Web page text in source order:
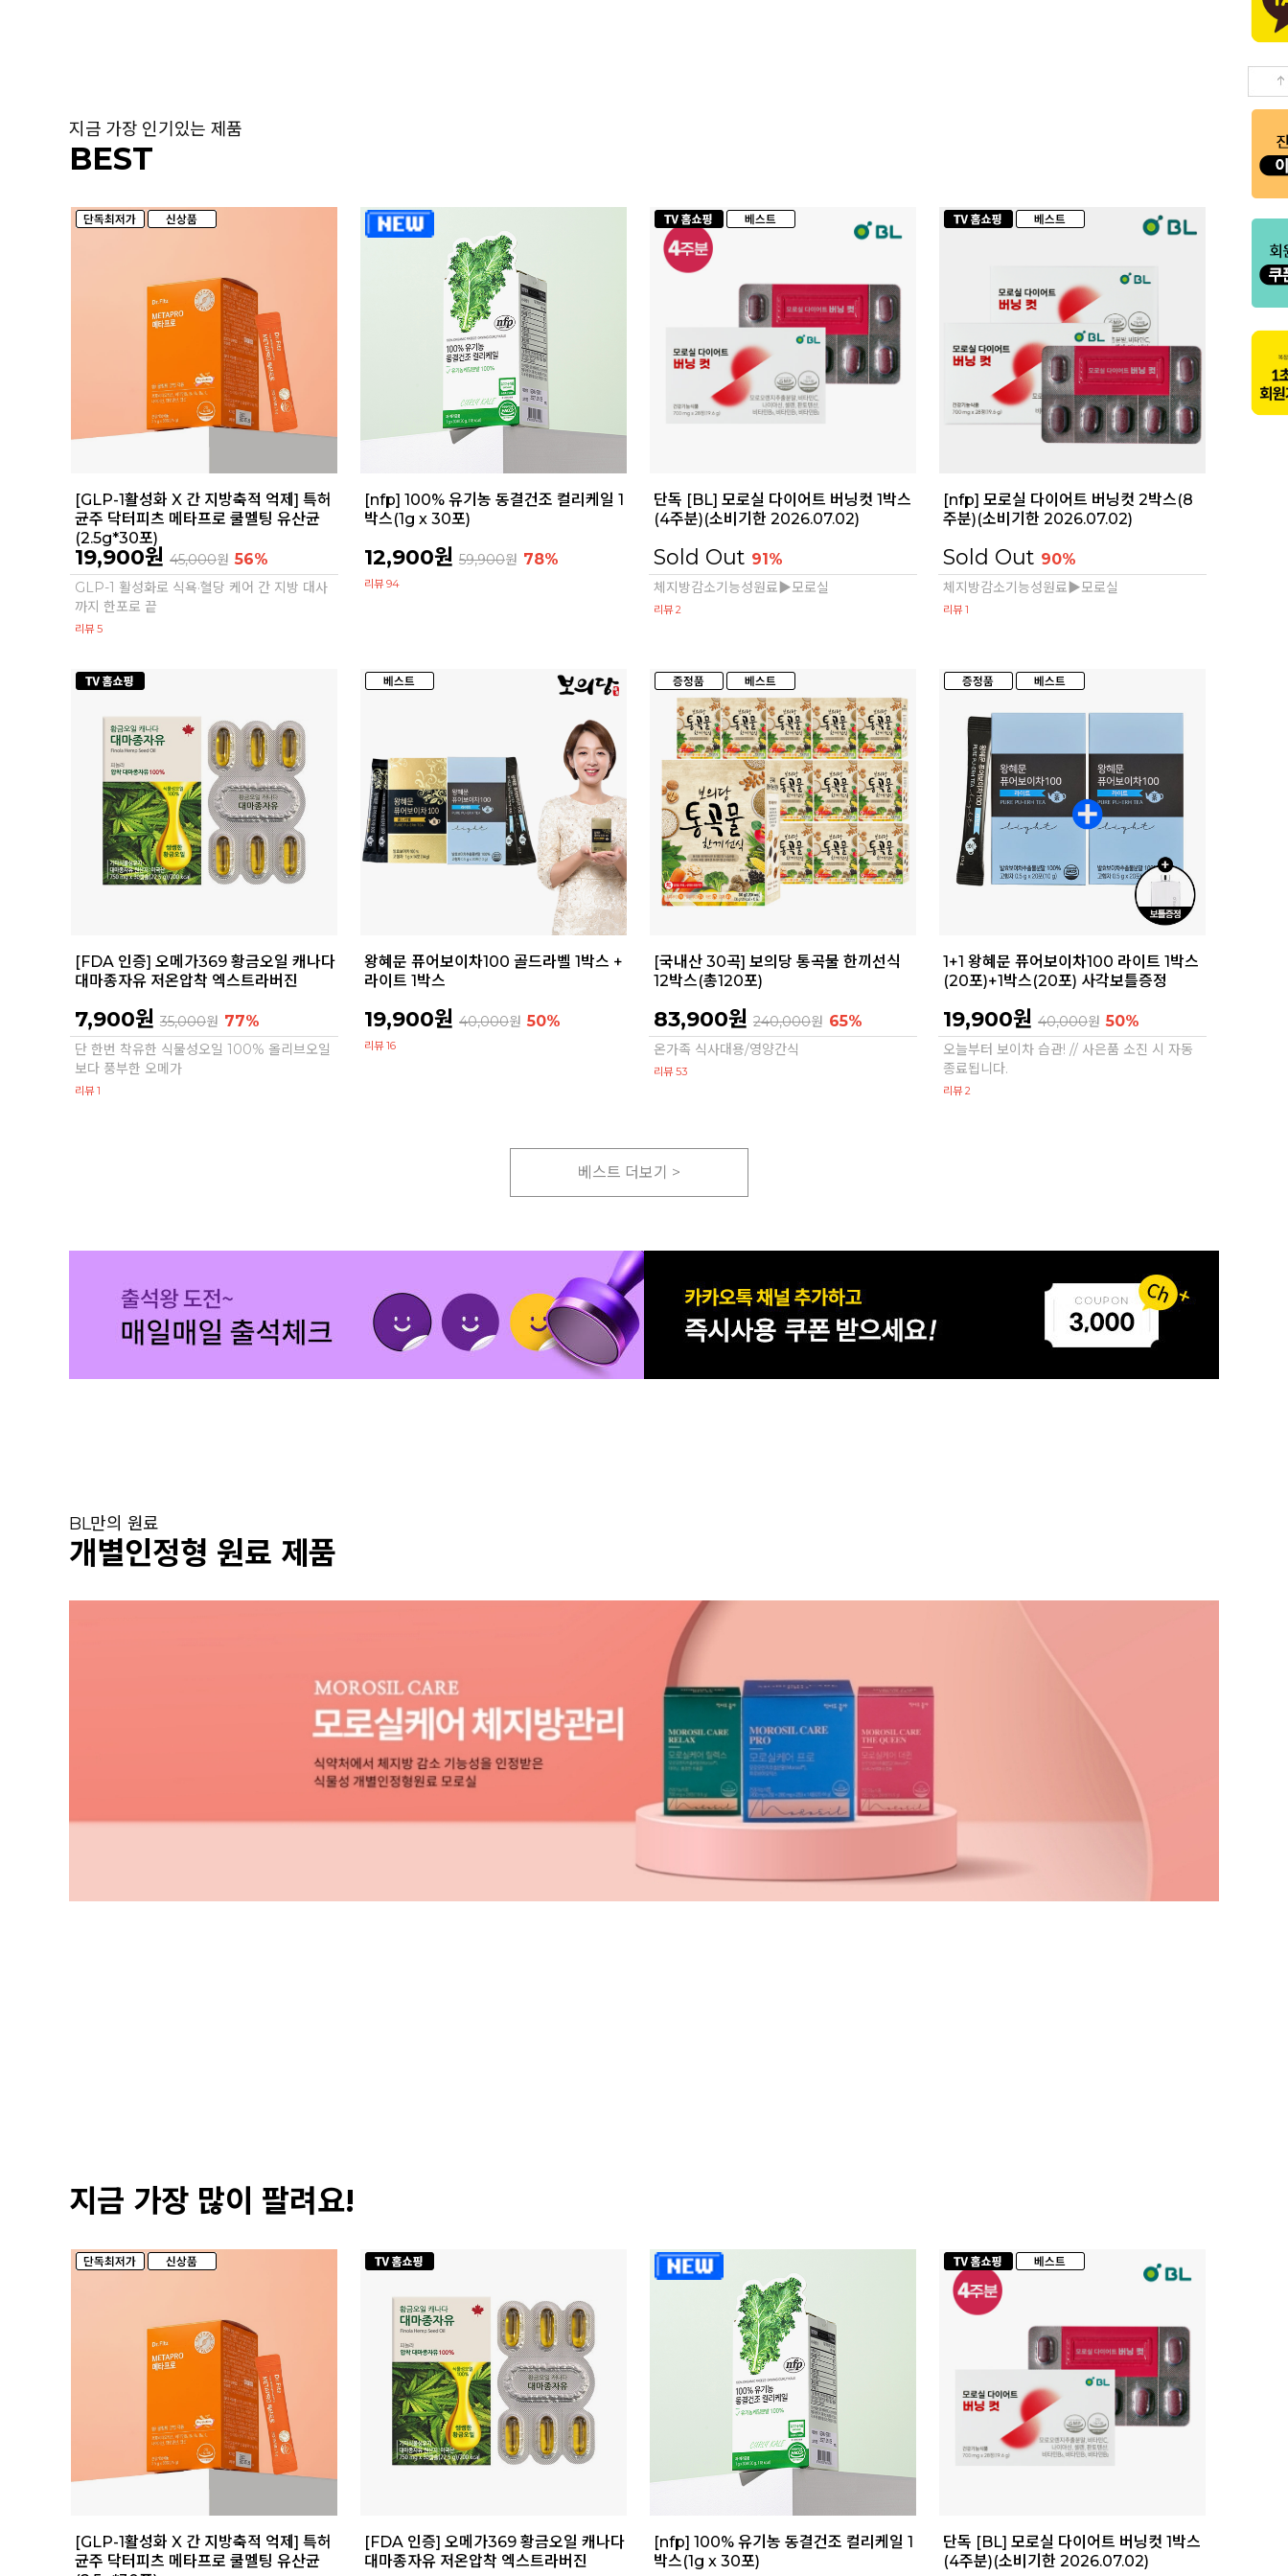
지금 가장 인기있는 제품
BEST
[GLP-1활성화 X 간 지방축적 억제] 특허
균주 닥터피츠 메타프로 쿨멜팅 유산균
(2.5g*30포)
19,900원 45,000원 56%
GLP-1 활성화로 식욕·혈당 케어 간 지방 대사
까지 한포로 끝
리뷰 5
[nfp] 100% 유기농 동결건조 컬리케일 1
박스(1g x 30포)
12,900원 59,900원 78%
리뷰 94
단독 [BL] 모로실 다이어트 버닝컷 1박스
(4주분)(소비기한 2026.07.02)
Sold Out 91%
체지방감소기능성원료▶모로실
리뷰 2
[nfp] 모로실 다이어트 버닝컷 2박스(8
주분)(소비기한 2026.07.02)
Sold Out 90%
체지방감소기능성원료▶모로실
리뷰 1
[FDA 인증] 오메가369 황금오일 캐나다
대마종자유 저온압착 엑스트라버진
7,900원 35,000원 77%
단 한번 착유한 식물성오일 100% 올리브오일
보다 풍부한 오메가
리뷰 1
왕혜문 퓨어보이차100 골드라벨 1박스 +
라이트 1박스
19,900원 40,000원 50%
리뷰 16
[국내산 30곡] 보의당 통곡물 한끼선식
12박스(총120포)
83,900원 240,000원 65%
온가족 식사대용/영양간식
리뷰 53
1+1 왕혜문 퓨어보이차100 라이트 1박스
(20포)+1박스(20포) 사각보틀증정
19,900원 40,000원 50%
오늘부터 보이차 습관! // 사은품 소진 시 자동
종료됩니다.
리뷰 2
베스트 더보기 >
BL만의 원료
개별인정형 원료 제품
지금 가장 많이 팔려요!
[GLP-1활성화 X 간 지방축적 억제] 특허
균주 닥터피츠 메타프로 쿨멜팅 유산균
[FDA 인증] 오메가369 황금오일 캐나다
대마종자유 저온압착 엑스트라버진
[nfp] 100% 유기농 동결건조 컬리케일 1
박스(1g x 30포)
단독 [BL] 모로실 다이어트 버닝컷 1박스
(4주분)(소비기한 2026.07.02)